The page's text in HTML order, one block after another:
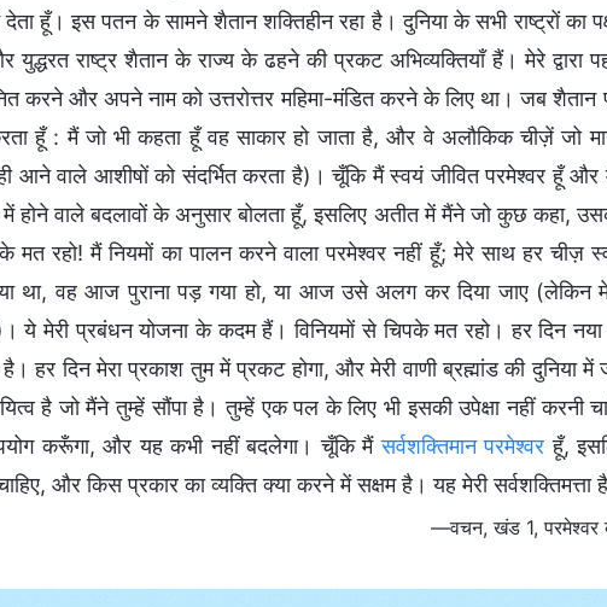
देता हूँ। इस पतन के सामने शैतान शक्तिहीन रहा है। दुनिया के सभी राष्ट्रों
युद्धरत राष्ट्र शैतान के राज्य के ढहने की प्रकट अभिव्यक्तियाँ हैं। मेरे द्वारा
करने और अपने नाम को उत्तरोत्तर महिमा-मंडित करने के लिए था। जब शैतान
हूँ : मैं जो भी कहता हूँ वह साकार हो जाता है, और वे अलौकिक चीज़ें जो
आने वाले आशीषों को संदर्भित करता है)। चूँकि मैं स्वयं जीवित परमेश्वर हूँ
में होने वाले बदलावों के अनुसार बोलता हूँ, इसलिए अतीत में मैंने जो कुछ कहा,
मत रहो! मैं नियमों का पालन करने वाला परमेश्वर नहीं हूँ; मेरे साथ हर
था, वह आज पुराना पड़ गया हो, या आज उसे अलग कर दिया जाए
ये मेरी प्रबंधन योजना के कदम हैं। विनियमों से चिपके मत रहो। हर दिन
हर दिन मेरा प्रकाश तुम में प्रकट होगा, और मेरी वाणी ब्रह्मांड की दुनिया
है जो मैंने तुम्हें सौंपा है। तुम्हें एक पल के लिए भी इसकी उपेक्षा नहीं
करूँगा, और यह कभी नहीं बदलेगा। चूँकि मैंसर्वशक्तिमान परमेश्वर हूँ,
और किस प्रकार का व्यक्ति क्या करने में सक्षम है। यह मेरी सर्वशक्तिमत्ता
—वचन, खंड 1, परमेश्वर